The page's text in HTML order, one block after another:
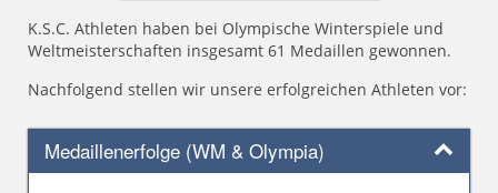
K.S.C. Athleten haben bei Olympische Winterspiele und
Weltmeisterschaften insgesamt 61 Medaillen gewonnen.
Nachfolgend stellen wir unsere erfolgreichen Athleten vor:
Medaillenerfolge (WM & Olympia)